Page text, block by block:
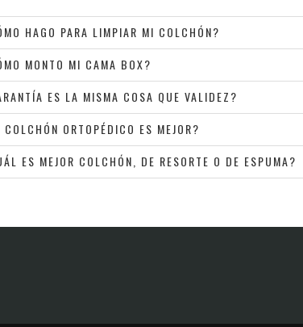
HAGO PARA LIMPIAR MI COLCHÓN?
MONTO MI CAMA BOX?
ES LA MISMA COSA QUE VALIDEZ?
COLCHÓN ORTOPÉDICO ES MEJOR?
ES MEJOR COLCHÓN, DE RESORTE O DE ESPUMA?